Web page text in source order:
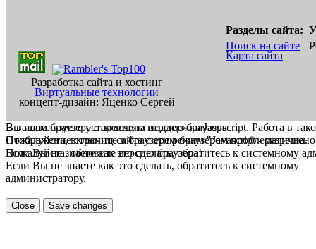
Разработка сайта и хостинг
Виртуальные технологии
концепт-дизайн: Яценко Сергей
Разделы сайта:
Поиск на сайте
Карта сайта
В вашем браузере отключена поддержка Jasvscript. Работа в
Пожалуйста, включите в браузере режим "Javascript -
Если Вы не знаете как это сделать, обратитесь к системному
Вы используете устаревшую версию браузера.
Отображение страниц сайта с этим браузером проблематична.
Пожалуйста, обновите версию браузера!
Если Вы не знаете как это сделать, обратитесь к системному
администратору.
Close Save changes